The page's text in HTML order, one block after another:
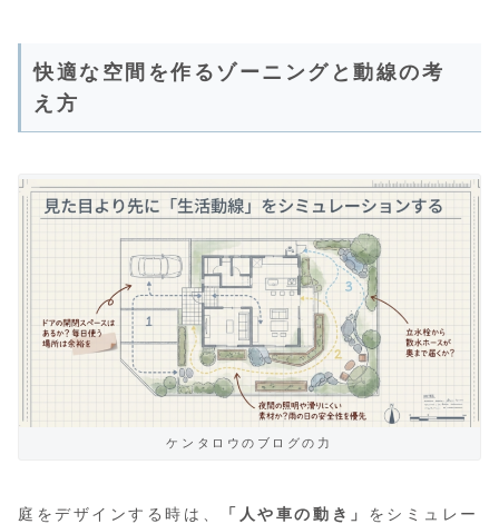
快適な空間を作るゾーニングと動線の考
え方
ケンタロウのブログの力
庭をデザインする時は、 「人や車の動き」 をシミュレー